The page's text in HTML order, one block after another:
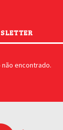
encontrado.